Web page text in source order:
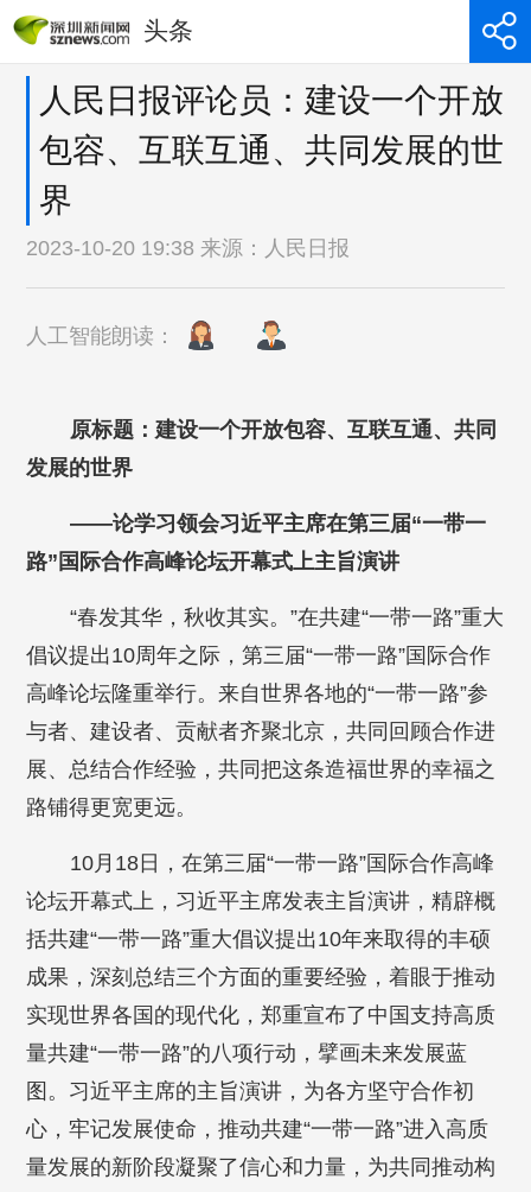
头条
人民日报评论员：建设一个开放
包容、互联互通、共同发展的世
界
2023-10-20 19:38 来源： 人民日报
人工智能朗读：
原标题：建设一个开放包容、互联互通、共同
发展的世界
——论学习领会习近平主席在第三届“一带一
路”国际合作高峰论坛开幕式上主旨演讲
“春发其华，秋收其实。”在共建“一带一路”重大
倡议提出10周年之际，第三届“一带一路”国际合作
高峰论坛隆重举行。来自世界各地的“一带一路”参
与者、建设者、贡献者齐聚北京，共同回顾合作进
展、总结合作经验，共同把这条造福世界的幸福之
路铺得更宽更远。
10月18日，在第三届“一带一路”国际合作高峰
论坛开幕式上，习近平主席发表主旨演讲，精辟概
括共建“一带一路”重大倡议提出10年来取得的丰硕
成果，深刻总结三个方面的重要经验，着眼于推动
实现世界各国的现代化，郑重宣布了中国支持高质
量共建“一带一路”的八项行动，擘画未来发展蓝
图。习近平主席的主旨演讲，为各方坚守合作初
心，牢记发展使命，推动共建“一带一路”进入高质
量发展的新阶段凝聚了信心和力量，为共同推动构